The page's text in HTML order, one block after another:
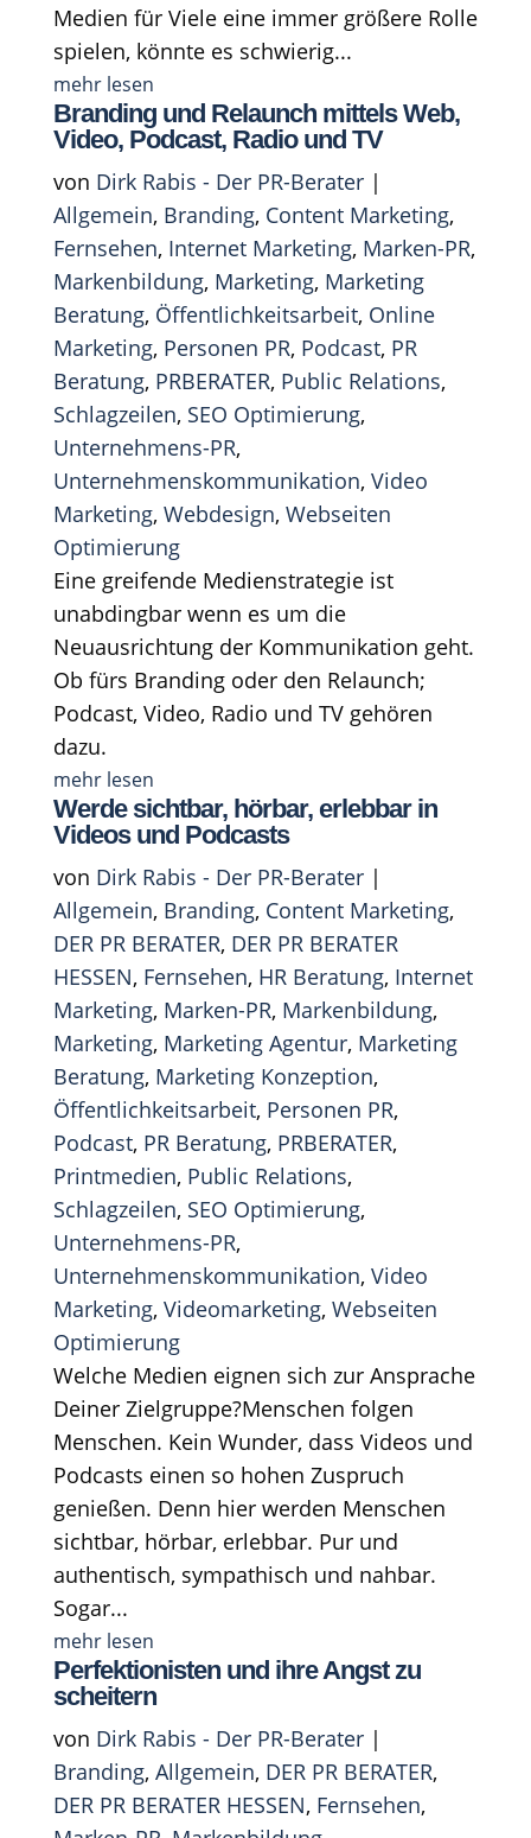
Medien für Viele eine immer größere Rolle
spielen, könnte es schwierig...
mehr lesen
Branding und Relaunch mittels Web,
Video, Podcast, Radio und TV
von Dirk Rabis - Der PR-Berater|
Allgemein, Branding, Content Marketing,
Fernsehen, Internet Marketing, Marken-PR,
Markenbildung, Marketing, Marketing
Beratung, Öffentlichkeitsarbeit, Online
Marketing, Personen PR, Podcast, PR
Beratung, PRBERATER, Public Relations,
Schlagzeilen, SEO Optimierung,
Unternehmens-PR,
Unternehmenskommunikation, Video
Marketing, Webdesign, Webseiten
Optimierung
Eine greifende Medienstrategie ist
unabdingbar wenn es um die
Neuausrichtung der Kommunikation geht.
Ob fürs Branding oder den Relaunch;
Podcast, Video, Radio und TV gehören
dazu.
mehr lesen
Werde sichtbar, hörbar, erlebbar in
Videos und Podcasts
von Dirk Rabis - Der PR-Berater|
Allgemein, Branding, Content Marketing,
DER PR BERATER, DER PR BERATER
HESSEN, Fernsehen, HR Beratung, Internet
Marketing, Marken-PR, Markenbildung,
Marketing, Marketing Agentur, Marketing
Beratung, Marketing Konzeption,
Öffentlichkeitsarbeit, Personen PR,
Podcast, PR Beratung, PRBERATER,
Printmedien, Public Relations,
Schlagzeilen, SEO Optimierung,
Unternehmens-PR,
Unternehmenskommunikation, Video
Marketing, Videomarketing, Webseiten
Optimierung
Welche Medien eignen sich zur Ansprache
Deiner Zielgruppe?Menschen folgen
Menschen. Kein Wunder, dass Videos und
Podcasts einen so hohen Zuspruch
genießen. Denn hier werden Menschen
sichtbar, hörbar, erlebbar. Pur und
authentisch, sympathisch und nahbar.
Sogar...
mehr lesen
Perfektionisten und ihre Angst zu
scheitern
von Dirk Rabis - Der PR-Berater|
Branding, Allgemein, DER PR BERATER,
DER PR BERATER HESSEN, Fernsehen,